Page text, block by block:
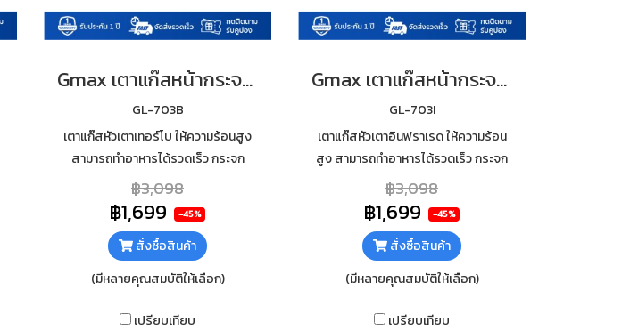
Gmax เตาแก๊สหน้ากระจก 3 หัว หัวเทอร์โบ ไฟแรง รุ่น GL-703B
GL-703B
เตาแก๊สหัวเตาเทอร์โบ ให้ความร้อนสูง
สามารถทำอาหารได้รวดเร็ว กระจก
นิรภัยหนา 7mm เสริมฟอยกันความร้อน
ใต้กระจก ทำความสะอาดง่าย
฿3,098
฿1,699 -45%
สั่งซื้อสินค้า
(มีหลายคุณสมบัติให้เลือก)
เปรียบเทียบ
Gmax เตาแก๊สหน้ากระจก 3 หัว หัวอินฟราเรด ไฟแรง รุ่น GL-703I
GL-703I
เตาแก๊สหัวเตาอินฟราเรด ให้ความร้อน
สูง สามารถทำอาหารได้รวดเร็ว กระจก
นิรภัยหนา 7mm เสริมฟอยกันความร้อน
ใต้กระจก ทำความสะอาดง่าย
฿3,098
฿1,699 -45%
สั่งซื้อสินค้า
(มีหลายคุณสมบัติให้เลือก)
เปรียบเทียบ